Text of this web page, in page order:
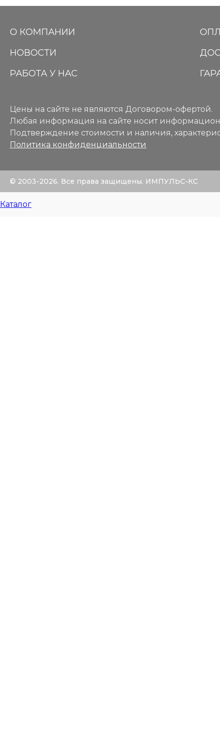
О КОМПАНИИ
НОВОСТИ
РАБОТА У НАС
Цены на сайте не являются Договором-офертой.
Любая информация на сайте носит
Подтверждение стоимости и наличия,
Политика конфиденциальности
© 2003-2026. Все права защищены. ИМПУЛЬС-КС
Каталог